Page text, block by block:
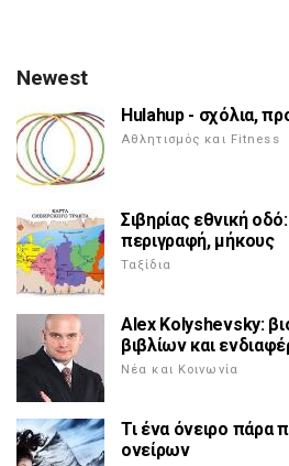
Newest
Hulahup - σχόλια,
Αθλητισμός και Fitness
Σιβηρίας εθνική
περιγραφή, μήκους
Ταξίδια
Alex Kolyshevsky:
βιβλίων και
Νέα και Κοινωνία
Τι ένα όνειρο πάρα
ονείρων